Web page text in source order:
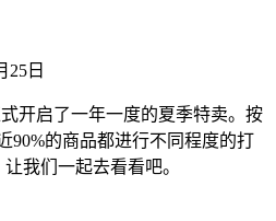
25日
开启了一年一度的夏季特卖。按
90%的商品都进行不同程度的打
我们一起去看看吧。